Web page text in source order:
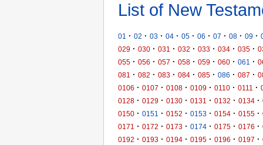
List of New
01 · 02 · 03 · 04 · 05 · 06 · 07 · 08 · 09 ·
029 · 030 · 031 · 032 · 033 · 034 · 035 ·
055 · 056 · 057 · 058 · 059 · 060 · 061 ·
081
· 082 · 083 · 084 · 085 · 086 · 087 ·
0106 · 0107 · 0108 · 0109 · 0110 · 0111 ·
0128 · 0129 · 0130 · 0131 · 0132 · 0134 ·
0150 · 0151 · 0152 · 0153 · 0154 · 0155 ·
0171
· 0172 · 0173 · 0174 · 0175 · 0176 ·
0192 · 0193 · 0194 · 0195 · 0196 · 0197 ·